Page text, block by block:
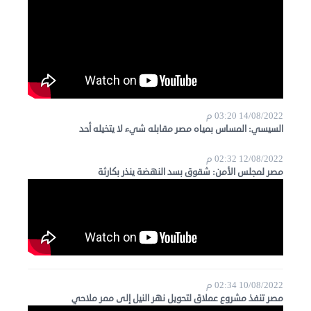
14/08/2022 03:20 م
السيسي: المساس بمياه مصر مقابله شيء لا يتخيله أحد
12/08/2022 02:32 م
مصر لمجلس الأمن: شقوق بسد النهضة ينذر بكارثة
10/08/2022 02:34 م
مصر تنفذ مشروع عملاق لتحويل نهر النيل إلى ممر ملاحي